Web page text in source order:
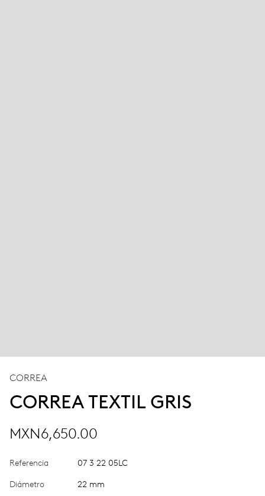
CORREA
CORREA TEXTIL GRIS
MXN6,650.00
Referencia 07 3 22 05LC
Diámetro 22 mm